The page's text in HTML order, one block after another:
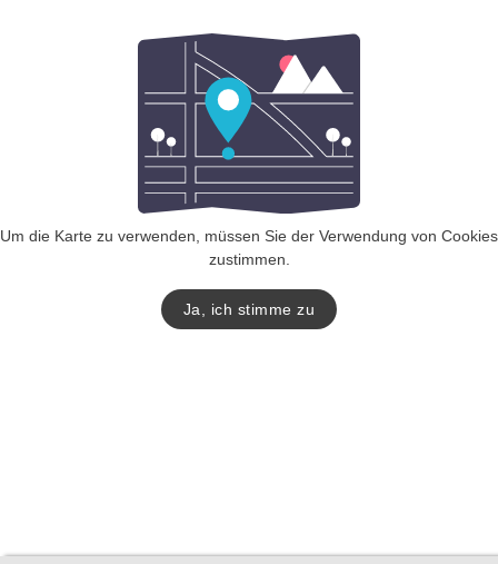
Um die Karte zu verwenden, müssen Sie der Verwendung von Cookies
zustimmen.
Ja, ich stimme zu